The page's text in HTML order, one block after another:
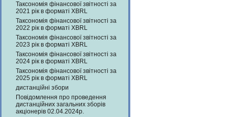
Таксономія фінансової звітності за
2021 рік в форматі XBRL
Таксономія фінансової звітності за
2022 рік в форматі XBRL
Таксономія фінансової звітності за
2023 рік в форматі XBRL
Таксономія фінансової звітності за
2024 рік в форматі XBRL
Таксономія фінансової звітності за
2025 рік в форматі XBRL
дистанційні збори
Повідомлення про проведення
дистанційних загальних зборів
акціонерів 02.04.2024р.